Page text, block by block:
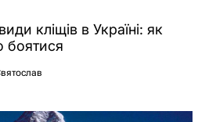
кліщів в Україні: як
боятися